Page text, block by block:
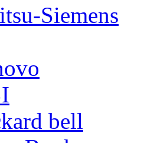
Siemens
bell